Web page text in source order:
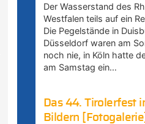
Der Wasserstand des
Westfalen teils auf ein
Die Pegelstände in
Düsseldorf waren am
noch nie, in Köln hatte
am Samstag ein…
Das 44. Tirolerfest
Bildern [Fotogalerie]